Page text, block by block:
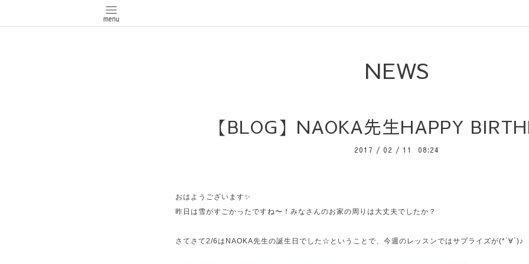
NEWS
【BLOG】NAOKA先生HAPPY
2017 / 02 / 11 08:24
おはようございます✨
昨日は雪がすごかったですね〜！みなさんのお家の周りは大丈夫でしたか？
さてさて2/6はNAOKA先生の誕生日でした☆ということで、今週のレッスンではサプライズが(*´∀`)♪